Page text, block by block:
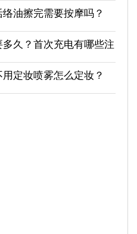
油擦完需要按摩吗？
久？首次充电有哪些注
定妆喷雾怎么定妆？